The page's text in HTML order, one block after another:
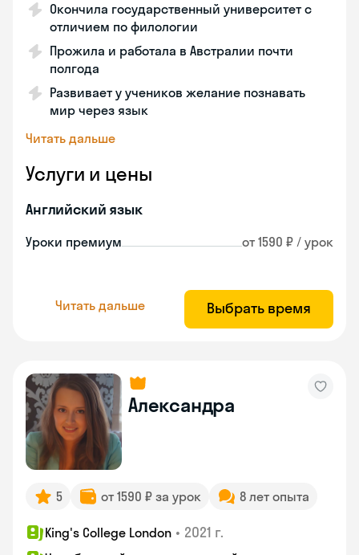
Окончила государственный университет с
отличием по филологии
Прожила и работала в Австралии почти
полгода
Развивает у учеников желание познавать
мир через язык
Читать дальше
Услуги и цены
Английский язык
Уроки премиум от 1590 ₽ / урок
Читать дальше Выбрать время
Александра
5 от 1590 ₽ за урок 8 лет опыта
King's College London • 2021 г.